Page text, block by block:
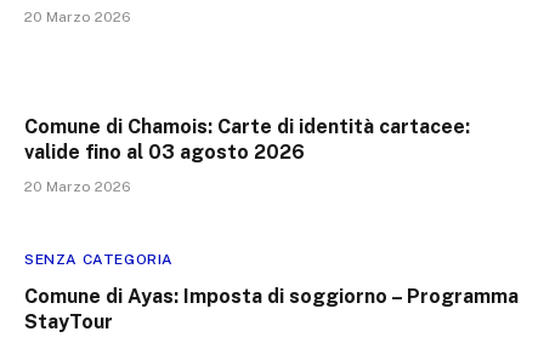
20 Marzo 2026
Comune di Chamois: Carte di identità cartacee:
valide fino al 03 agosto 2026
20 Marzo 2026
SENZA CATEGORIA
Comune di Ayas: Imposta di soggiorno – Programma
StayTour